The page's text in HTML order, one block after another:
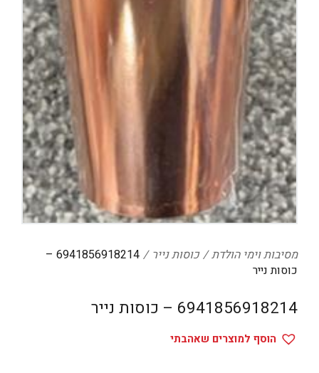
דיגיטל
הום אקססוריז
הלבשה תחתונה
טיפוח
טקסטיל לבית
מטבח
מסיבות וימי הולדת
משחקים
ספורט
תיקים ואביזרים
מסיבות וימי הולדת כוסות נייר
6941856918214 –
כוסות נייר
6941856918214 – כוסות נייר
הוסף למוצרים שאהבתי